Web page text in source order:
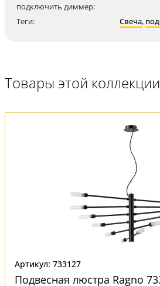
подключить диммер:
Теги: Свеча,
Товары этой коллекции
Артикул: 733127
Подвесная люстра Ragno